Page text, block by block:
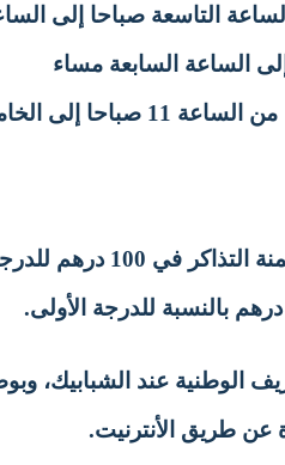
التاسعة صباحا إلى
الساعة السابعة مساء
بعد الزوال.
الوطنية عند الشبابيك،
عن طريق الأنترنيت.